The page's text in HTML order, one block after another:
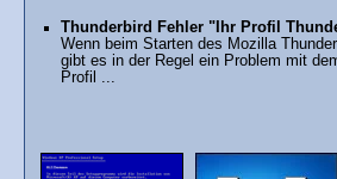
Thunderbird Fehler "Ihr Profil
Wenn beim Starten des Mozilla
gibt es in der Regel ein Problem mit
Profil ...